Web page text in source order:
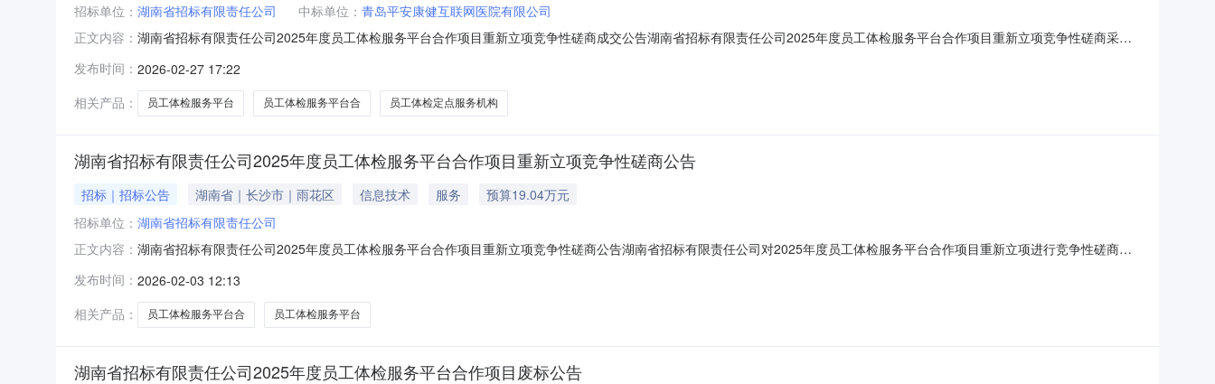
招标单位： 湖南省招标有限责任公司 中标单位： 青岛平安康健互联网医院有限公司
正文内容： 湖南省招标有限责任公司2025年度员工体检服务平台合作项目重新立项竞争性磋商成交公告湖南省招标有限责任公司2025年度员工体检服务平台合作项目重新立项竞争性磋商采购
190,400.00元二、采购结果我司通过竞争性磋商方式，确定2025年度员工体检定点服务机构，单位如下：青岛平安康健互联网医院有限公司三、质疑参与采购活动的供应商如对此
公告有异议的，请于此公
发布时间： 2026-02-27 17:22
相关产品：
员工体检服务平台 员工体检服务平台合 员工体检定点服务机构
湖南省招标有限责任公司2025年度员工体检服务平台合作项目重新立项竞争性磋商公告
招标｜招标公告 湖南省｜长沙市｜雨花区 信息技术 服务
预算19.04万元
招标单位： 湖南省招标有限责任公司
正文内容： 湖南省招标有限责任公司2025年度员工体检服务平台合作项目重新立项竞争性磋商公告湖南省招标有限责任公司对2025年度员工体检服务平台合作项目重新立项进行竞争性磋商采
购项目标的、数量及简要规格描述或项目基本概况介绍：详见磋商文件“第四章采购需求”。3.成交供应商数量：确定1家成交供应商。二、采购项目预算本项目体检费用为190400元
（含税）。三、供应商资
发布时间： 2026-02-03 12:13
相关产品：
员工体检服务平台合 员工体检服务平台
湖南省招标有限责任公司2025年度员工体检服务平台合作项目废标公告